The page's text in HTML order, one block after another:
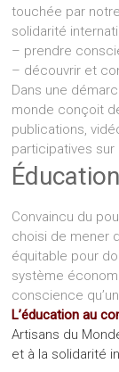
touchée par
solidarité
– prendre
– découvrir et
Dans une
monde conçoit
publications,
participatives
Convaincu du
choisi de mener
équitable pour
système
conscience
L’éducation au
Artisans du
et à la solidarité